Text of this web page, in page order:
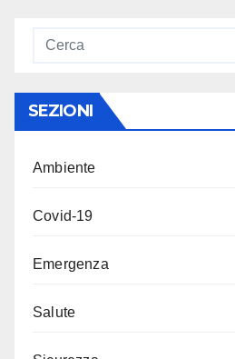
SEZIONI
Ambiente
Covid-19
Emergenza
Salute